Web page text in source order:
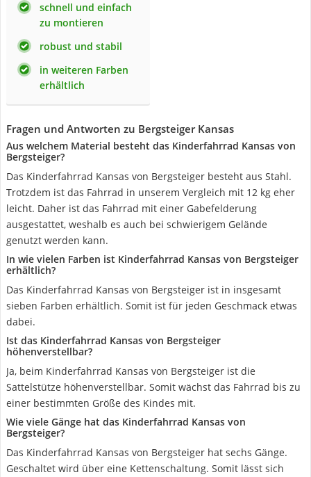
schnell und einfach
zu montieren
robust und stabil
in weiteren Farben
erhältlich
Fragen und Antworten zu Bergsteiger Kansas
Aus welchem Material besteht das Kinderfahrrad Kansas von
Bergsteiger?
Das Kinderfahrrad Kansas von Bergsteiger besteht aus Stahl.
Trotzdem ist das Fahrrad in unserem Vergleich mit 12 kg eher
leicht. Daher ist das Fahrrad mit einer Gabefelderung
ausgestattet, weshalb es auch bei schwierigem Gelände
genutzt werden kann.
In wie vielen Farben ist Kinderfahrrad Kansas von Bergsteiger
erhältlich?
Das Kinderfahrrad Kansas von Bergsteiger ist in insgesamt
sieben Farben erhältlich. Somit ist für jeden Geschmack etwas
dabei.
Ist das Kinderfahrrad Kansas von Bergsteiger
höhenverstellbar?
Ja, beim Kinderfahrrad Kansas von Bergsteiger ist die
Sattelstütze höhenverstellbar. Somit wächst das Fahrrad bis zu
einer bestimmten Größe des Kindes mit.
Wie viele Gänge hat das Kinderfahrrad Kansas von
Bergsteiger?
Das Kinderfahrrad Kansas von Bergsteiger hat sechs Gänge.
Geschaltet wird über eine Kettenschaltung. Somit lässt sich